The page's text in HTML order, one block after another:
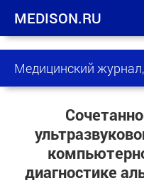
MEDISON.RU
Медицинский
диагностике